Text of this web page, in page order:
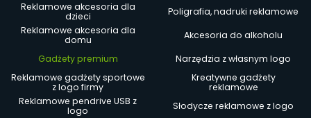
Reklamowe akcesoria dla
dzieci
Poligrafia, nadruki reklamowe
Reklamowe akcesoria dla
domu
Akcesoria do alkoholu
Gadżety premium
Narzędzia z własnym logo
Reklamowe gadżety sportowe
z logo firmy
Kreatywne gadżety
reklamowe
Reklamowe pendrive USB z
logo
Słodycze reklamowe z logo